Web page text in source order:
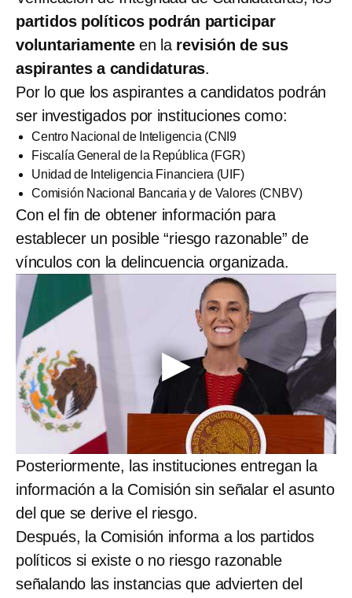
partidos políticos podrán participar
voluntariamente en la revisión de sus
aspirantes a candidaturas.
Por lo que los aspirantes a candidatos podrán
ser investigados por instituciones como:
Centro Nacional de Inteligencia (CNI9
Fiscalía General de la República (FGR)
Unidad de Inteligencia Financiera (UIF)
Comisión Nacional Bancaria y de Valores (CNBV)
Con el fin de obtener información para
establecer un posible “riesgo razonable” de
vínculos con la delincuencia organizada.
Posteriormente, las instituciones entregan la
información a la Comisión sin señalar el asunto
del que se derive el riesgo.
Después, la Comisión informa a los partidos
políticos si existe o no riesgo razonable
señalando las instancias que advierten del